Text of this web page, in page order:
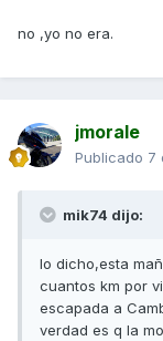
no ,yo no era.
jmorale
Publicado 7
mik74 dijo:
lo dicho,esta
cuantos km por
escapada a
verdad es q la